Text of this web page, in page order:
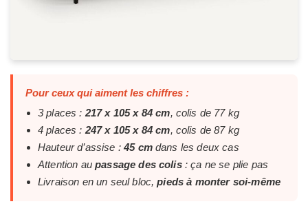
Pour ceux qui aiment les chiffres :
3 places : 217 x 105 x 84 cm, colis de 77 kg
4 places : 247 x 105 x 84 cm, colis de 87 kg
Hauteur d’assise :45 cmdans les deux cas
Attention aupassage des colis: ça ne se plie pas
Livraison en un seul bloc,pieds à monter soi-même